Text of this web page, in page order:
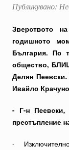
Публикувано:
Зверството
годишното
България. По
общество,
Делян
Ивайло
- Г-н Пеевски,
престъпление
-